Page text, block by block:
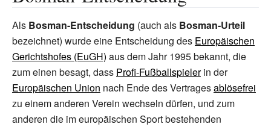
Als Bosman-Entscheidung (auch als Bosman-Urteil
bezeichnet) wurde eine Entscheidung des Europäischen
Gerichtshofes (EuGH) aus dem Jahr 1995 bekannt, die
zum einen besagt, dass Profi-Fußballspielerin der
Europäischen Union nach Ende des Vertragesablösefrei
zu einem anderen Verein wechseln dürfen, und zum
anderen die im europäischen Sport bestehenden